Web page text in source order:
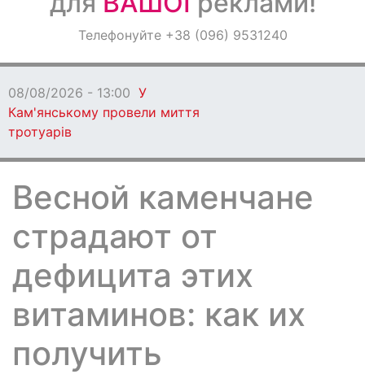
ОголошенняТелефонуйте +38 (096) 9531240
08/08/2026 - 13:00 У
Кам'янському провели миття
тротуарів
Весной каменчане
страдают от
дефицита этих
витаминов: как их
получить